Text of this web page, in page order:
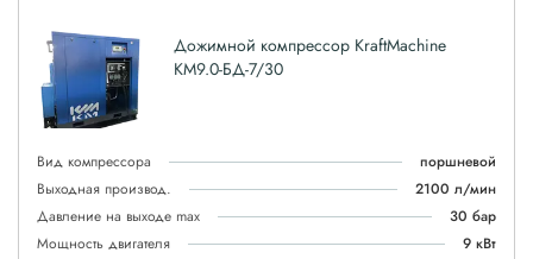
Дожимной компрессор KraftMachine
КМ9.0-БД-7/30
Вид компрессора
поршневой
Выходная производ.
2100 л/мин
Давление на выходе max
30 бар
Мощность двигателя
9 кВт